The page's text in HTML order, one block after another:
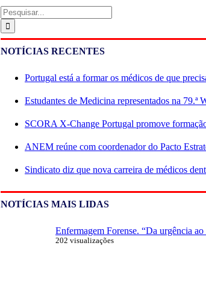
Pesquisar
NOTÍCIAS RECENTES
Portugal está a formar os médicos de que
Estudantes de Medicina representados na 79.ª
SCORA X-Change Portugal promove
ANEM reúne com coordenador do Pacto
Sindicato diz que nova carreira de médicos
NOTÍCIAS MAIS LIDAS
Enfermagem Forense. “Da urgência
202 visualizações